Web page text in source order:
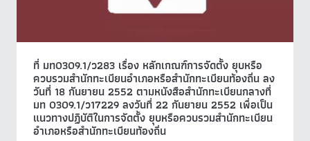
ที่ มท0309.1/ว283 เรื่อง หลักเกณฑ์การจัดตั้ง ยุบหรือ
ควบรวมสำนักทะเบียนอำเภอหรือสำนักทะเบียนท้องถิ่น ลง
วันที่ 18 กันยายน 2552 ตามหนังสือสำนักทะเบียนกลางที่
มท 0309.1/ว17229 ลงวันที่ 22 กันยายน 2552 เพื่อเป็น
แนวทางปฏิบัติในการจัดตั้ง ยุบหรือควบรวมสำนักทะเบียน
อำเภอหรือสำนักทะเบียนท้องถิ่น